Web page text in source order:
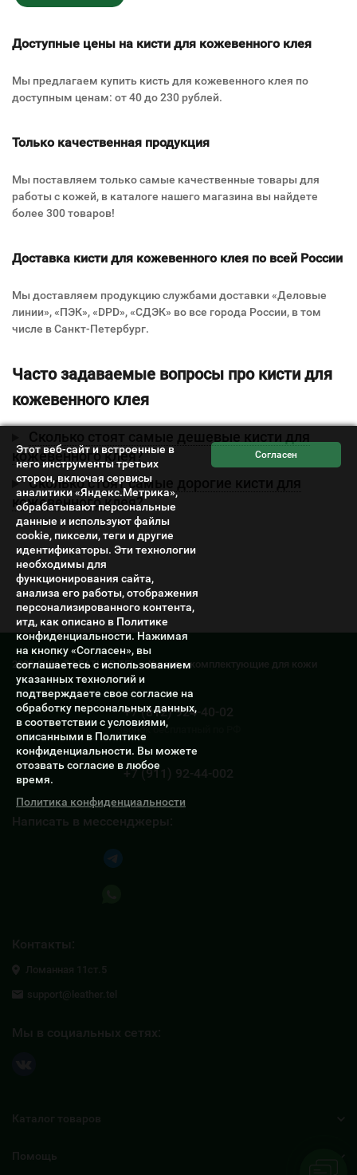
Доступные цены на кисти для кожевенного клея
Мы предлагаем купить кисть для кожевенного клея по
доступным ценам: от 40 до 230 рублей.
Только качественная продукция
Мы поставляем только самые качественные товары для
работы с кожей, в каталоге нашего магазина вы найдете
более 300 товаров!
Доставка кисти для кожевенного клея по всей России
Мы доставляем продукцию службами доставки «Деловые
линии», «ПЭК», «DPD», «СДЭК» во все города России, в том
числе в Санкт-Петербург.
Часто задаваемые вопросы про кисти для
кожевенного клея
Сколько стоят самые дешевые кисти для
кожевенного клея?
Сколько стоят самые дорогие кисти для
кожевенного клея?
2009-2026 © LEATHER TEL — Химия и комплектующие для кожи
+7 (812) 924-40-02
Звонок бесплатный по РФ
+7 (911) 92-44-002
Написать в мессенджеры:
Контакты:
Ломанная 11ст.5
support@leather.tel
Мы в социальных сетях:
Каталог товаров
Помощь
Этот веб-сайт и встроенные в
него инструменты третьих
сторон, включая сервисы
аналитики «Яндекс.Метрика»,
обрабатывают персональные
данные и используют файлы
cookie, пиксели, теги и другие
идентификаторы. Эти технологии
необходимы для
функционирования сайта,
анализа его работы, отображения
персонализированного контента,
итд, как описано в Политике
конфиденциальности. Нажимая
на кнопку «Согласен», вы
соглашаетесь с использованием
указанных технологий и
подтверждаете свое согласие на
обработку персональных данных,
в соответствии с условиями,
описанными в Политике
конфиденциальности. Вы можете
отозвать согласие в любое
время.
Политика конфиденциальности